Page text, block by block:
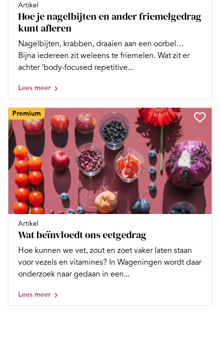
Artikel
Hoe je nagelbijten en ander friemelgedrag
kunt afleren
Nagelbijten, krabben, draaien aan een oorbel…
Bijna iedereen zit weleens te friemelen. Wat zit er
achter ‘body-focused repetitive...
Lees meer
Premium
Artikel
Wat beïnvloedt ons eetgedrag
Hoe kunnen we vet, zout en zoet vaker laten staan
voor vezels en vitamines? In Wageningen wordt daar
onderzoek naar gedaan in een...
Lees meer